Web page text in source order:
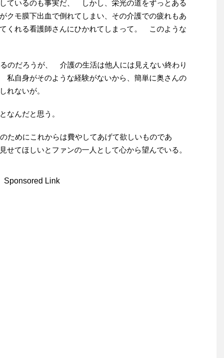
ているのも事実だ、 しかし、栄光の道をずっとある
モ膜下出血で倒れてしまい、その介護での疲れもあ
くれる看護師さんにひかれてしまって。 このような
のだろうが、 介護の生活は他人には見えない終わり
自身がそのような経験がないから、簡単に奥さんの
れないが。
ことなんだと思う。
ためにこれからは費やしてあげて欲しいものであ
てほしいとファンの一人として心から望んでいる。
Sponsored Link